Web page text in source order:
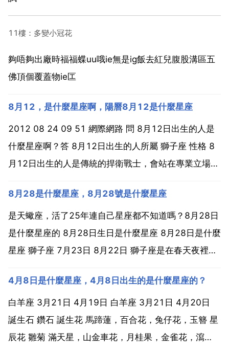
11樓：多變小冠花
夠唔夠出廠時福福蝶uu哦ie無是ig飯去紅兒腹股溝區五
佛頂個覆蓋物ie匞
8月12，是什麼星座啊，陽曆8月12是什麼星座
2012 08 24 09 51 網際網路 問 8月12日出生的人是
什麼星座啊？答 8月12日出生的人所屬 獅子座 性格 8
月12日出生的人是傳統的捍衛戰士，會站在專業立場，
的智慧 律法與技藝。今天出生者中的高成就者雖然很少
碰到旗鼓相當的競爭對手，但這...
8月28是什麼星座，8月28號是什麼星座
是天蠍座，活了25年連自己星座都不知道嗎？8月28日
是什麼星座的 8月28日生日是什麼星座 8月28日是什麼
星座 獅子座 7月23日 8月22日 獅子座是在春天夜裡出
尾巴。守護星 太陽 象徵熱情和活力 守護神 阿波羅 誕生
石 紅寶石 幸運石 紅寶石幸運...
4月8日是什麼星座，4月8日出生的是什麼星座的？
白羊座 3月21日 4月19日 白羊座 3月21日 4月20日
誕生石 鑽石 誕生花 馬蹄蓮，百合花，兔仔花，玉簪 星
辰花 雛菊 滿天星，山金車花，月桂果，金雀花，瀉